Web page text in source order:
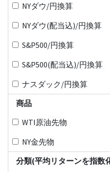
NYダウ/円換算
NYダウ(配当込)/円換算
S&P500/円換算
S&P500(配当込)/円換算
ナスダック/円換算
商品
WTI原油先物
NY金先物
分類(平均リターンを指数